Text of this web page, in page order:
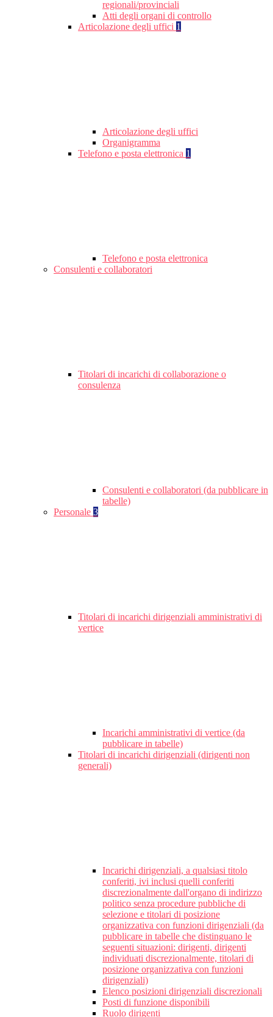
regionali/provinciali
Atti degli organi di controllo
Articolazione degli uffici 1
Articolazione degli uffici
Organigramma
Telefono e posta elettronica 1
Telefono e posta elettronica
Consulenti e collaboratori
Titolari di incarichi di collaborazione o
consulenza
Consulenti e collaboratori (da pubblicare in
tabelle)
Personale 3
Titolari di incarichi dirigenziali amministrativi di
vertice
Incarichi amministrativi di vertice (da
pubblicare in tabelle)
Titolari di incarichi dirigenziali (dirigenti non
generali)
Incarichi dirigenziali, a qualsiasi titolo
conferiti, ivi inclusi quelli conferiti
discrezionalmente dall'organo di indirizzo
politico senza procedure pubbliche di
selezione e titolari di posizione
organizzativa con funzioni dirigenziali (da
pubblicare in tabelle che distinguano le
seguenti situazioni: dirigenti, dirigenti
individuati discrezionalmente, titolari di
posizione organizzativa con funzioni
dirigenziali)
Elenco posizioni dirigenziali discrezionali
Posti di funzione disponibili
Ruolo dirigenti